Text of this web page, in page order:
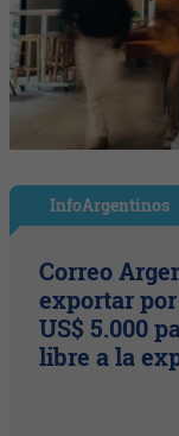
InfoArgentinos
Correo
exportar
US$ 5.000
libre a la